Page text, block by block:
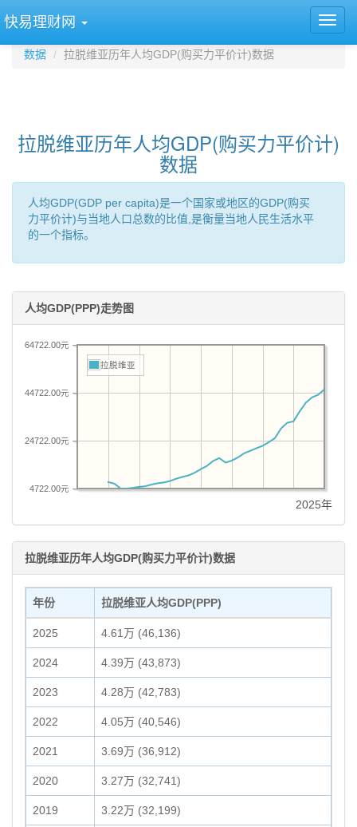
快易理财网
数据 拉脱维亚历年人均GDP(购买力平价计)数据
拉脱维亚历年人均GDP(购买力平价计)
数据
人均GDP(GDP per capita)是一个国家或地区的GDP(购买
力平价计)与当地人口总数的比值,是衡量当地人民生活水平
的一个指标。
人均GDP(PPP)走势图
4722.00元
24722.00元
44722.00元
64722.00元
拉脱维亚
2025年
拉脱维亚历年人均GDP(购买力平价计)数据
年份 拉脱维亚人均GDP(PPP)
2025 4.61万 (46,136)
2024 4.39万 (43,873)
2023 4.28万 (42,783)
2022 4.05万 (40,546)
2021 3.69万 (36,912)
2020 3.27万 (32,741)
2019 3.22万 (32,199)